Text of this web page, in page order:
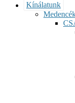
Kínálatunk